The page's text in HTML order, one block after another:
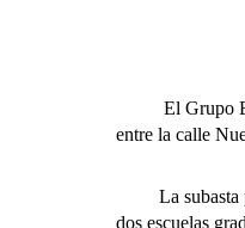
El Grupo
entre la calle
La subasta
dos escuelas